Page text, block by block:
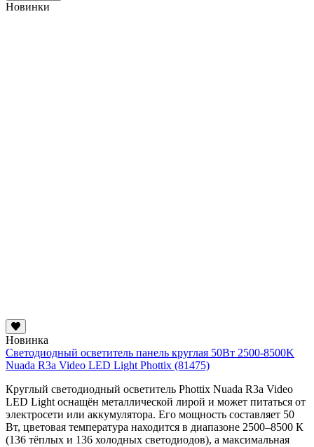
Новинки
Новинка
Светодиодный осветитель панель круглая 50Вт 2500-8500K
Nuada R3a Video LED Light Phottix (81475)
Круглый светодиодный осветитель Phottix Nuada R3a Video
LED Light оснащён металлической лирой и может питаться от
электросети или аккумулятора. Его мощность составляет 50
Вт, цветовая температура находится в диапазоне 2500–8500 К
(136 тёплых и 136 холодных светодиодов), а максимальная